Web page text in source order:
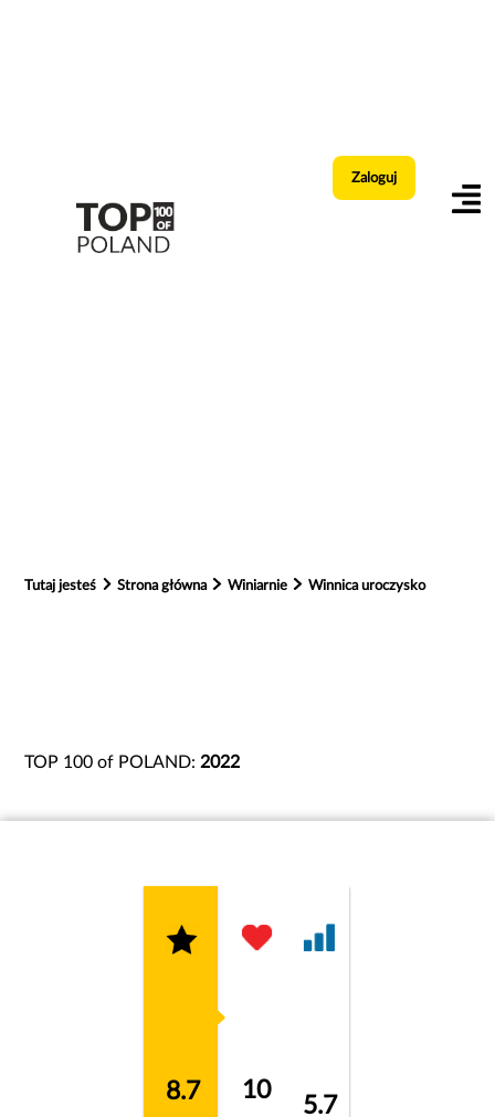
Zaloguj
Tutaj jesteś Strona główna Winiarnie Winnica uroczysko
TOP 100 of POLAND: 2022
8.7 10
5.7